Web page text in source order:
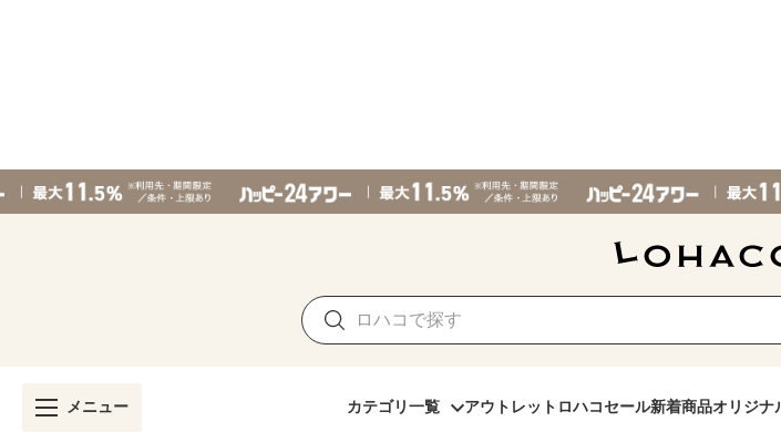
メニュー カテゴリ一覧 アウトレット ロハコセール新着商品オリジナ